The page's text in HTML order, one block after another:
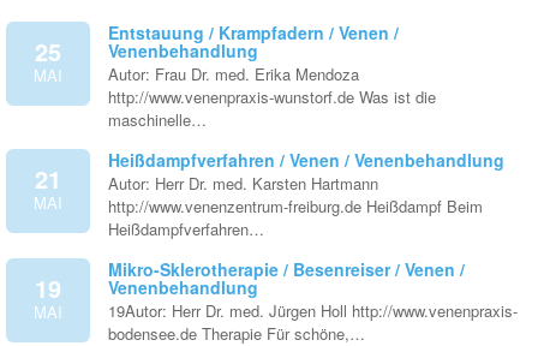
25
MAI
Entstauung / Krampfadern / Venen /
Venenbehandlung
Autor: Frau Dr. med. Erika Mendoza
http://www.venenpraxis-wunstorf.de Was ist die
maschinelle…
21
MAI
Heißdampfverfahren / Venen / Venenbehandlung
Autor: Herr Dr. med. Karsten Hartmann
http://www.venenzentrum-freiburg.de Heißdampf Beim
Heißdampfverfahren…
19
MAI
Mikro-Sklerotherapie / Besenreiser / Venen /
Venenbehandlung
19Autor: Herr Dr. med. Jürgen Holl http://www.venenpraxis-
bodensee.de Therapie Für schöne,…